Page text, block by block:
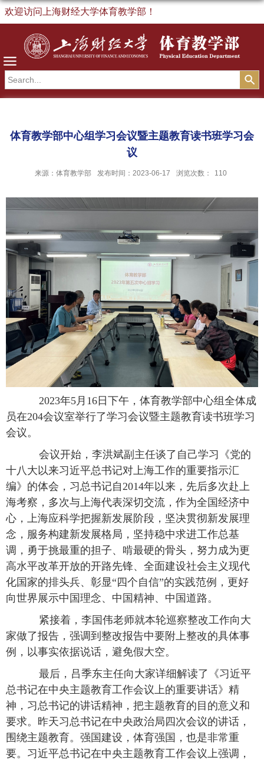
欢迎访问上海财经大学体育教学部！
体育教学部中心组学习会议暨主题教育读书班学习会
议
来源：体育教学部 发布时间：2023-06-17 浏览次数： 110
2023年5 月 16日下午，体育教学部中心组全体成
员在204会议室举行了学习会议暨主题教育读书班学习
会议。
会议开始，李洪斌副主任谈了自己学习《党的
十八大以来习近平总书记对上海工作的重要指示汇
编》的体会，习总书记自 2014年以来，先后多次赴上
海考察，多次与上海代表深切交流，作为全国经济中
心，上海应科学把握新发展阶段，坚决贯彻新发展理
念，服务构建新发展格局，坚持稳中求进工作总基
调，勇于挑最重的担子、啃最硬的骨头，努力成为更
高水平改革开放的开路先锋、全面建设社会主义现代
化国家的排头兵、彰显“四个自信”的实践范例，更好
向世界展示中国理念、中国精神、中国道路。
紧接着，李国伟老师就本轮巡察整改工作向大
家做了报告，强调到整改报告中要附上整改的具体事
例，以事实依据说话，避免假大空。
最后，吕季东主任向大家详细解读了《习近平
总书记在中央主题教育工作会议上的重要讲话》精
神，习总书记的讲话精神，把主题教育的目的意义和
要求。昨天习总书记在中央政治局四次会议的讲话，
围绕主题教育。强国建设，体育强国，也是非常重
要。习近平总书记在中央主题教育工作会议上强调，